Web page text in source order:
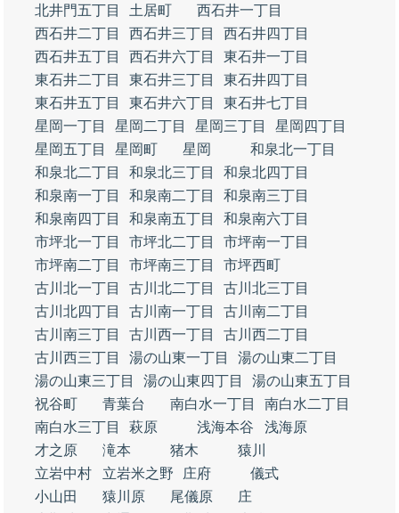
北井門五丁目
土居町
西石井一丁目
西石井二丁目
西石井三丁目
西石井四丁目
西石井五丁目
西石井六丁目
東石井一丁目
東石井二丁目
東石井三丁目
東石井四丁目
東石井五丁目
東石井六丁目
東石井七丁目
星岡一丁目
星岡二丁目 星岡三丁目
星岡四丁目
星岡五丁目
星岡町 星岡
和泉北一丁目
和泉北二丁目
和泉北三丁目
和泉北四丁目
和泉南一丁目
和泉南二丁目
和泉南三丁目
和泉南四丁目
和泉南五丁目
和泉南六丁目
市坪北一丁目
市坪北二丁目
市坪南一丁目
市坪南二丁目
市坪南三丁目
市坪西町
古川北一丁目
古川北二丁目
古川北三丁目
古川北四丁目
古川南一丁目
古川南二丁目
古川南三丁目
古川西一丁目
古川西二丁目
古川西三丁目
湯の山東一丁目
湯の山東二丁目
湯の山東三丁目
湯の山東四丁目
湯の山東五丁目
祝谷町
青葉台 南白水一丁目
南白水二丁目
南白水三丁目
萩原 浅海本谷
浅海原
才之原
滝本 猪木
猿川
立岩中村
立岩米之野 庄府
儀式
小山田
猿川原 尾儀原
庄